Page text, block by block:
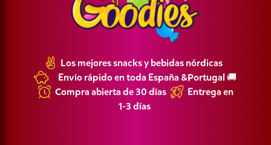
Los mejores snacks y bebidas nórdicas
Envío rápido en toda España &Portugal 🚚
Compra abierta de 30 días
Entrega en
1-3 días